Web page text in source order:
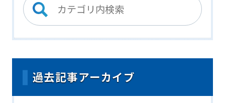
過去記事アーカイブ